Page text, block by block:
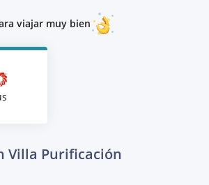
viajar muy bien
Villa Purificación